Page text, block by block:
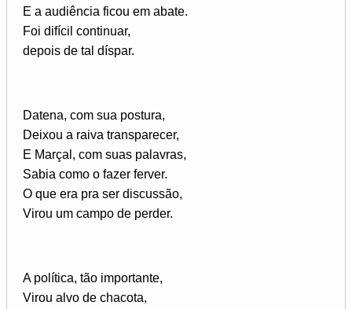
E a audiência ficou em abate.
Foi difícil continuar,
depois de tal díspar.
Datena, com sua postura,
Deixou a raiva transparecer,
E Marçal, com suas palavras,
Sabia como o fazer ferver.
O que era pra ser discussão,
Virou um campo de perder.
A política, tão importante,
Virou alvo de chacota,